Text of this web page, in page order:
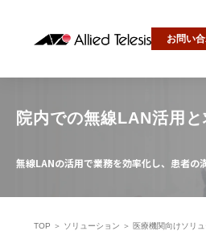
お問い
院内での無線LAN活用
無線LANの活用で業務を効率化し、患者の
TOP ＞ ソリューション ＞ 医療機関向けソリ